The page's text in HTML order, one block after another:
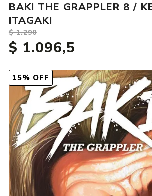
15% OFF
BAKI THE GRAPPLER 8 /
ITAGAKI
$ 1.290
$ 1.096,5